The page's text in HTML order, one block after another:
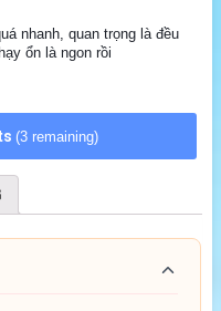
nhanh, quan trọng là đều
ổn là ngon rồi
(3 remaining)